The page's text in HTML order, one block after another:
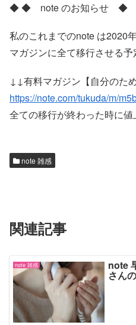
◆ ◆ note のお知らせ
私のこれまでのnote は2020
マガジンに全て移行させる予
↓↓有料マガジン【自分のため
https://note.com/tukuda/m/
全ての移行が終わった時に値
note 雑感
関連記事
note 雑感 note
さん